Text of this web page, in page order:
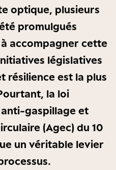
optique, plusieurs
promulgués
accompagner cette
législatives
résilience est la plus
la loi
gaspillage et
(Agec) du 10
un véritable levier